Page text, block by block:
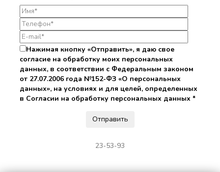
Нажимая кнопку «Отправить», я даю свое
согласие на обработку моих персональных
данных, в соответствии с Федеральным законом
от 27.07.2006 года №152-ФЗ «О персональных
данных», на условиях и для целей, определенных
в Согласии на обработку персональных данных *
23-53-93